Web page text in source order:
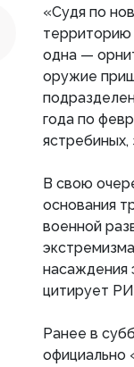
«Судя по
территорию
одна —
оружие
года по
В свою
основания
военной
насаждения
цитирует
Ранее в
официально